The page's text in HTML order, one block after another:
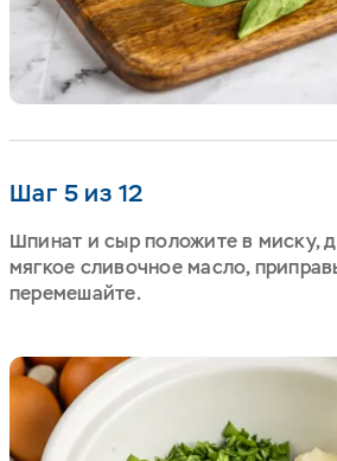
Шаг 5 из 12
Шпинат и сыр положите в миску,
мягкое сливочное масло,
перемешайте.